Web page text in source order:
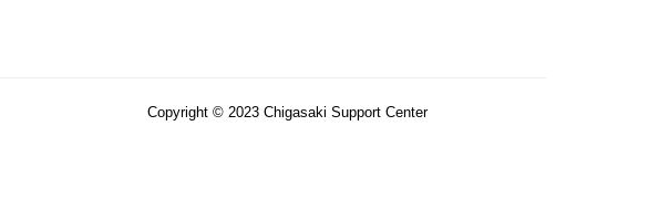
Copyright © 2023 Chigasaki Support Center